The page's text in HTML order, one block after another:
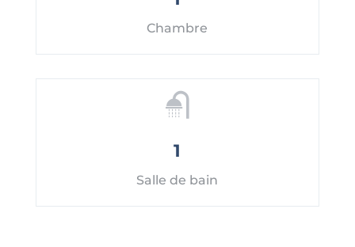
Chambre
1
Salle de bain